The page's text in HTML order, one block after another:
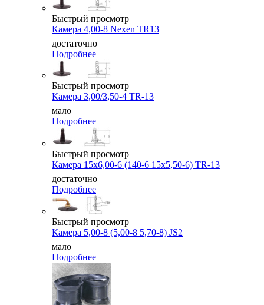
Быстрый просмотр
Камера 4,00-8 Nexen TR13
достаточно
Подробнее
Быстрый просмотр
Камера 3,00/3,50-4 TR-13
мало
Подробнее
Быстрый просмотр
Камера 15x6,00-6 (140-6 15x5,50-6) TR-13
достаточно
Подробнее
Быстрый просмотр
Камера 5,00-8 (5,00-8 5,70-8) JS2
мало
Подробнее